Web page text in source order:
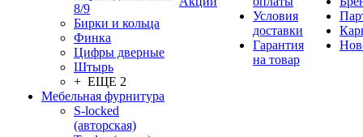
8/9
Бирки и кольца
Финка
Цифры дверные
Штырь
+ ЕЩЕ 2
Мебельная фурнитура
S-locked
(авторская)
Условия
доставки
Гарантия
на товар